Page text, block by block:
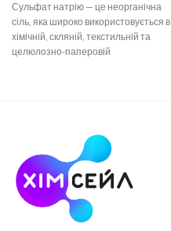
Сульфат натрію — це неорганічна
сіль, яка широко використовується в
хімічній, скляній, текстильній та
целюлозно-паперовій